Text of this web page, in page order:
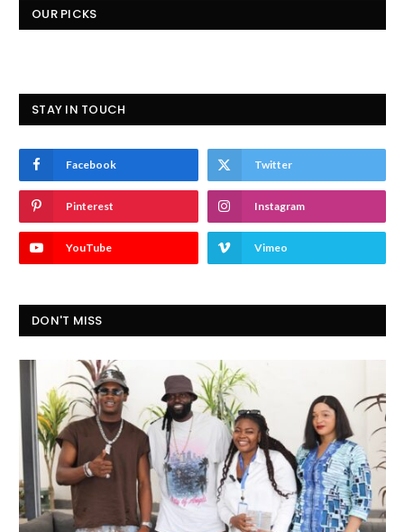
OUR PICKS
STAY IN TOUCH
Facebook Twitter
Pinterest Instagram
YouTube Vimeo
DON'T MISS